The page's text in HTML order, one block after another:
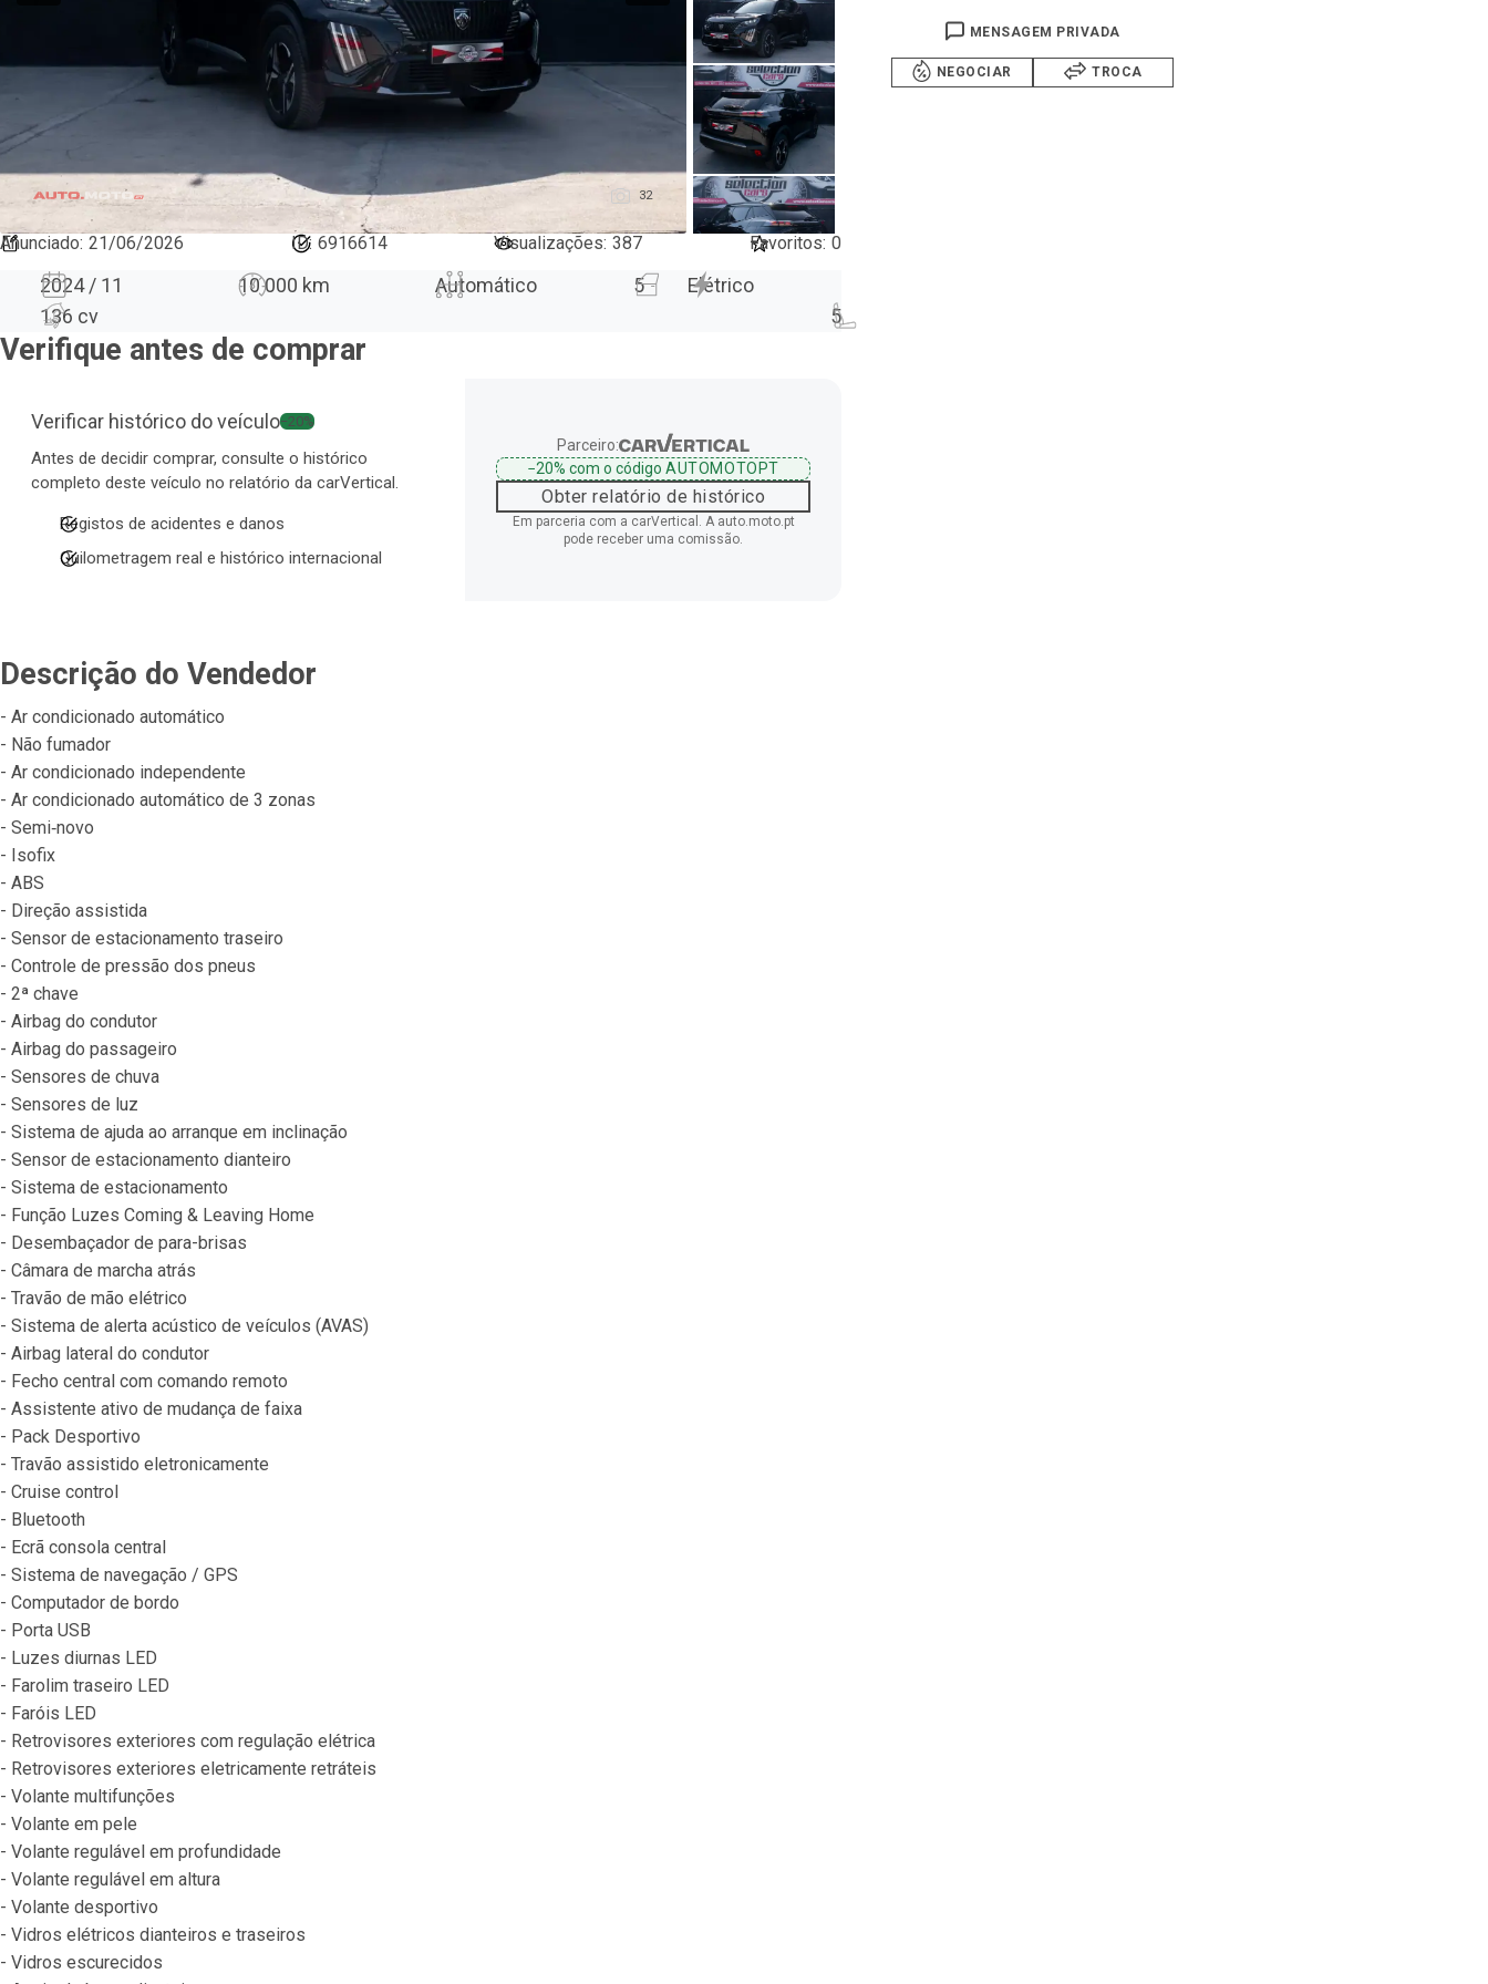
32
Anunciado: 21/06/2026 ID: 6916614 Visualizações: 387 Favoritos: 0
2024 / 11 10 000 km Automático 5
Elétrico
136 cv
5
Verifique antes de comprar
Verificar histórico do veículo−20%
Antes de decidir comprar, consulte o histórico
completo deste veículo no relatório da carVertical.
Registos de acidentes e danos
Quilometragem real e histórico internacional
Parceiro:
−20%com o código AUTOMOTOPT
Obter relatório de histórico
Em parceria com a carVertical. A auto.moto.pt
pode receber uma comissão.
Descrição do Vendedor
- Ar condicionado automático
- Não fumador
- Ar condicionado independente
- Ar condicionado automático de 3 zonas
- Semi‐novo
- Isofix
- ABS
- Direção assistida
- Sensor de estacionamento traseiro
- Controle de pressão dos pneus
- 2ª chave
- Airbag do condutor
- Airbag do passageiro
- Sensores de chuva
- Sensores de luz
- Sistema de ajuda ao arranque em inclinação
- Sensor de estacionamento dianteiro
- Sistema de estacionamento
- Função Luzes Coming & Leaving Home
- Desembaçador de para-brisas
- Câmara de marcha atrás
- Travão de mão elétrico
- Sistema de alerta acústico de veículos (AVAS)
- Airbag lateral do condutor
- Fecho central com comando remoto
- Assistente ativo de mudança de faixa
- Pack Desportivo
- Travão assistido eletronicamente
- Cruise control
- Bluetooth
- Ecrã consola central
- Sistema de navegação / GPS
- Computador de bordo
- Porta USB
- Luzes diurnas LED
- Farolim traseiro LED
- Faróis LED
- Retrovisores exteriores com regulação elétrica
- Retrovisores exteriores eletricamente retráteis
- Volante multifunções
- Volante em pele
- Volante regulável em profundidade
- Volante regulável em altura
- Volante desportivo
- Vidros elétricos dianteiros e traseiros
- Vidros escurecidos
MENSAGEM PRIVADA
NEGOCIAR TROCA